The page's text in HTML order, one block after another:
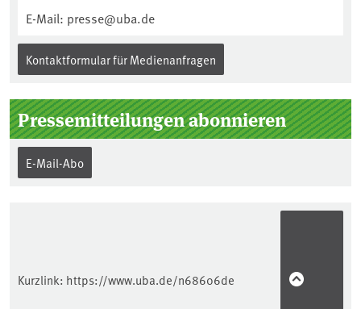
E-Mail: presse@uba.de
Kontaktformular für Medienanfragen
Pressemitteilungen abonnieren
E-Mail-Abo
Kurzlink: https://www.uba.de/n68606de